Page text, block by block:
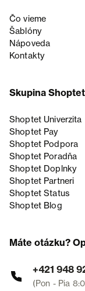
Čo vieme
Šablóny
Nápoveda
Kontakty
Skupina Shoptet
Shoptet Univerzita
Shoptet Pay
Shoptet Podpora
Shoptet Poradňa
Shoptet Doplnky
Shoptet Partneri
Shoptet Status
Shoptet Blog
Máte otázku?
+421 948
(Pon - Pia